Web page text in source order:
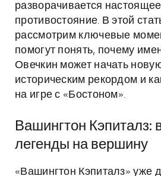
разворачивается
противостояние. В этой
рассмотрим ключевые
помогут понять, почему
Овечкин может начать
историческим рекордом и
на игре с «Бостоном».
Вашингтон Кэпиталз:
легенды на вершину
«Вашингтон Кэпиталз» уже